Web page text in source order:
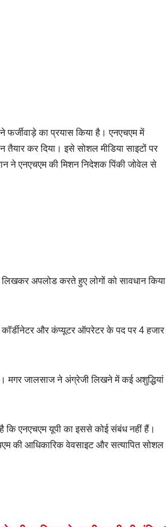
फर्जीवाड़े का प्रयास किया है। एनएचएम में
तैयार कर दिया। इसे सोशल मीडिया साइटों पर
ने एनएचएम की मिशन निदेशक पिंकी जोवेल से
अपलोड करते हुए लोगों को सावधान किया
कॉर्डीनेटर और कंप्यूटर ऑपरेटर के पद पर 4 हजार
मगर जालसाज ने अंग्रेजी लिखने में कई अशुद्धियां
कि एनएचएम यूपी का इससे कोई संबंध नहीं हैं।
की आधिकारिक वेवसाइट और सत्यापित सोशल